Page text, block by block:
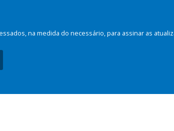
na medida do necessário, para assinar as